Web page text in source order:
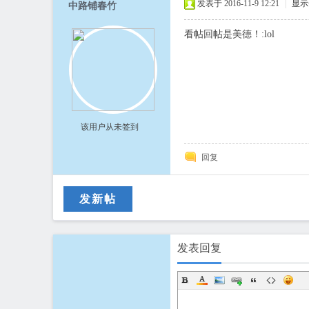
中路铺春竹
该用户从未签到
发表于 2016-11-9 12:21 显
看帖回帖是美德！:lol
回复
发新帖
发表回复